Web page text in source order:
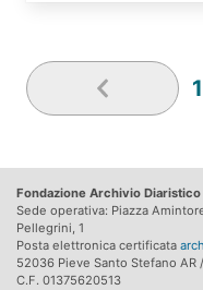
1
Fondazione Archivio
Sede operativa: Piazza
Pellegrini, 1
Posta elettronica certificata
52036 Pieve Santo Stefano AR
C.F. 01375620513